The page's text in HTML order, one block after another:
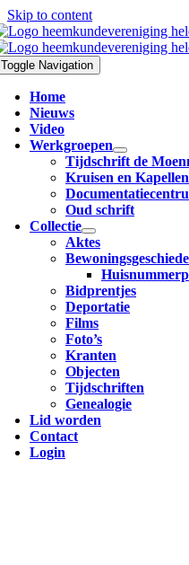
Skip to content
Toggle Navigation
Home
Nieuws
Video
Werkgroepen
Tijdschrift de
Kruisen en Kapellen
Oud schrift
Collectie
Aktes
Bidprentjes
Deportatie
Films
Foto’s
Kranten
Objecten
Tijdschriften
Genealogie
Lid worden
Contact
Login